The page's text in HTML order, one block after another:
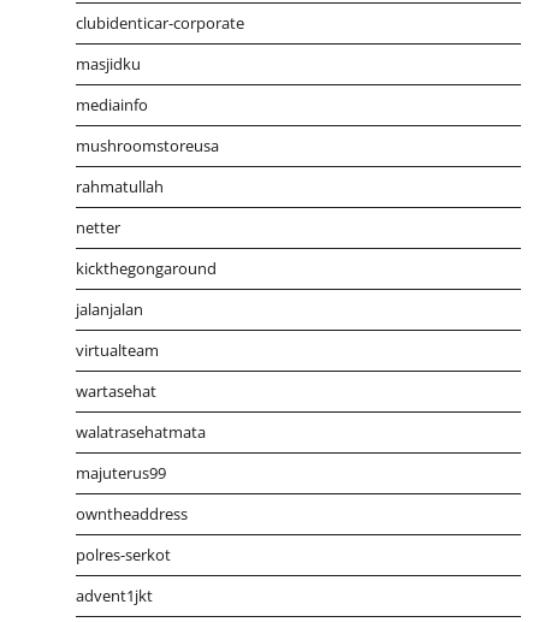
clubidenticar-corporate
masjidku
mediainfo
mushroomstoreusa
rahmatullah
netter
kickthegongaround
jalanjalan
virtualteam
wartasehat
walatrasehatmata
majuterus99
owntheaddress
polres-serkot
advent1jkt